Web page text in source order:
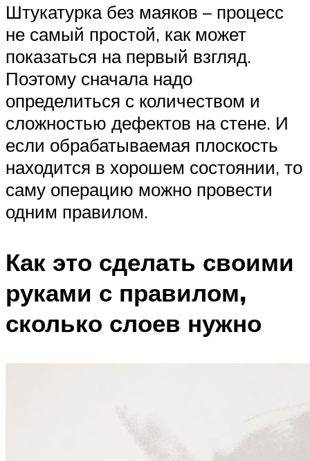
Штукатурка без маяков – процесс
не самый простой, как может
показаться на первый взгляд.
Поэтому сначала надо
определиться с количеством и
сложностью дефектов на стене. И
если обрабатываемая плоскость
находится в хорошем состоянии, то
саму операцию можно провести
одним правилом.
Как это сделать своими
руками с правилом,
сколько слоев нужно